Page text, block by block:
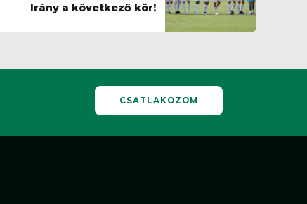
Irány a következő kör!
CSATLAKOZOM